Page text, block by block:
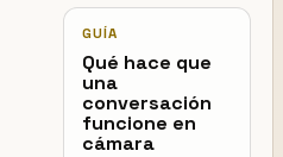
GUÍA
Qué hace que
una
conversación
funcione en
cámara